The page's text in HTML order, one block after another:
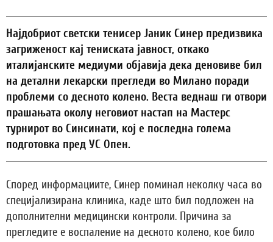
Најдобриот светски тенисер Јаник Синер предизвика
загриженост кај тениската јавност, откако
италијанските медиуми објавија дека деновиве бил
на детални лекарски прегледи во Милано поради
проблеми со десното колено. Веста веднаш ги отвори
прашањата околу неговиот настап на Мастерс
турнирот во Синсинати, кој е последна голема
подготовка пред УС Опен.
Според информациите, Синер поминал неколку часа во
специјализирана клиника, каде што бил подложен на
дополнителни медицински контроли. Причина за
прегледите е воспаление на десното колено, кое било